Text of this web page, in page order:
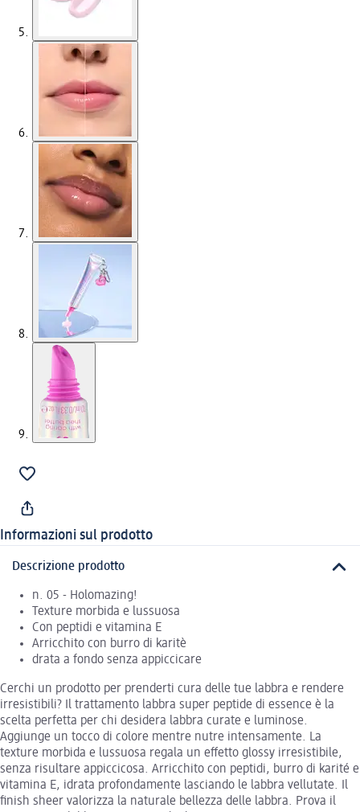
Informazioni sul prodotto
Descrizione prodotto
n. 05 - Holomazing!
Texture morbida e lussuosa
Con peptidi e vitamina E
Arricchito con burro di karitè
drata a fondo senza appiccicare
Cerchi un prodotto per prenderti cura delle tue labbra e rendere
irresistibili? Il trattamento labbra super peptide di essence è la
scelta perfetta per chi desidera labbra curate e luminose.
Aggiunge un tocco di colore mentre nutre intensamente. La
texture morbida e lussuosa regala un effetto glossy irresistibile,
senza risultare appiccicosa. Arricchito con peptidi, burro di karité e
vitamina E, idrata profondamente lasciando le labbra vellutate. Il
finish sheer valorizza la naturale bellezza delle labbra. Prova il